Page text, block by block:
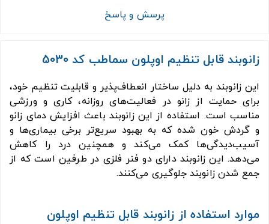
پرسش و پاسخ
زانوبند قابل تنظیم اوپلون سماطب کد 5030
این زانوبند به دلیل ساختار انعطاف‌پذیر و قابلیت تنظیم خود،
برای حمایت از زانو در فعالیت‌های روزانه، کاری و ورزشی
مناسب است. استفاده از این زانوبند باعث افزایش دمای زانو
و گردش خون شده که به بهبود سریع‌تر برخی بیماری‌ها و
آسیب‌دیدگی‌ها کمک می‌کند و همچنین درد را کاهش
می‌دهد. این زانوبند دارای دو فنر فلزی در طرفین است که از
جمع شدن زانوبند جلوگیری می‌کنند.
موارد استفاده از زانوبند قابل تنظیم اوپلون